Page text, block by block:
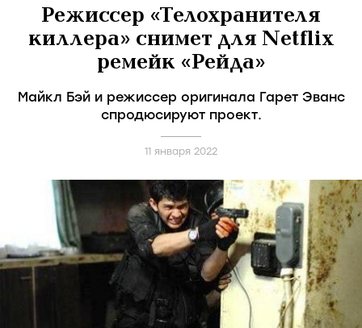
Режиссер «Телохранителя
киллера» снимет для Netflix
ремейк «Рейда»
Майкл Бэй и режиссер оригинала Гарет Эванс
спродюсируют проект.
11 января 2022